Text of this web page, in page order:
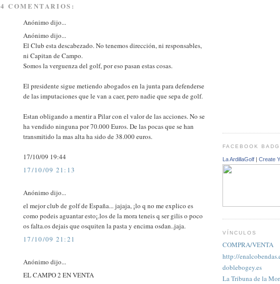
4 COMENTARIOS:
Anónimo dijo...
Anónimo dijo...
El Club esta descabezado. No tenemos dirección, ni responsables,
ni Capitan de Campo.
Somos la verguenza del golf, por eso pasan estas cosas.
El presidente sigue metiendo abogados en la junta para defenderse
de las imputaciones que le van a caer, pero nadie que sepa de golf.
Estan obligando a mentir a Pilar con el valor de las acciones. No se
ha vendido ninguna por 70.000 Euros. De las pocas que se han
transmitido la mas alta ha sido de 38.000 euros.
17/10/09 19:44
17/10/09 21:13
Anónimo dijo...
el mejor club de golf de España... jajaja, ¡lo q no me explico es
como podeis aguantar esto¡.los de la mora teneis q ser gilis o poco
os falta.os dejais que osquiten la pasta y encima osdan..jaja.
17/10/09 21:21
Anónimo dijo...
EL CAMPO 2 EN VENTA
FACEBOOK
La ArdillaGolf | Create
VÍNCULOS
COMPRA/VENTA
http://
doblebogey.es
La Tribuna de la